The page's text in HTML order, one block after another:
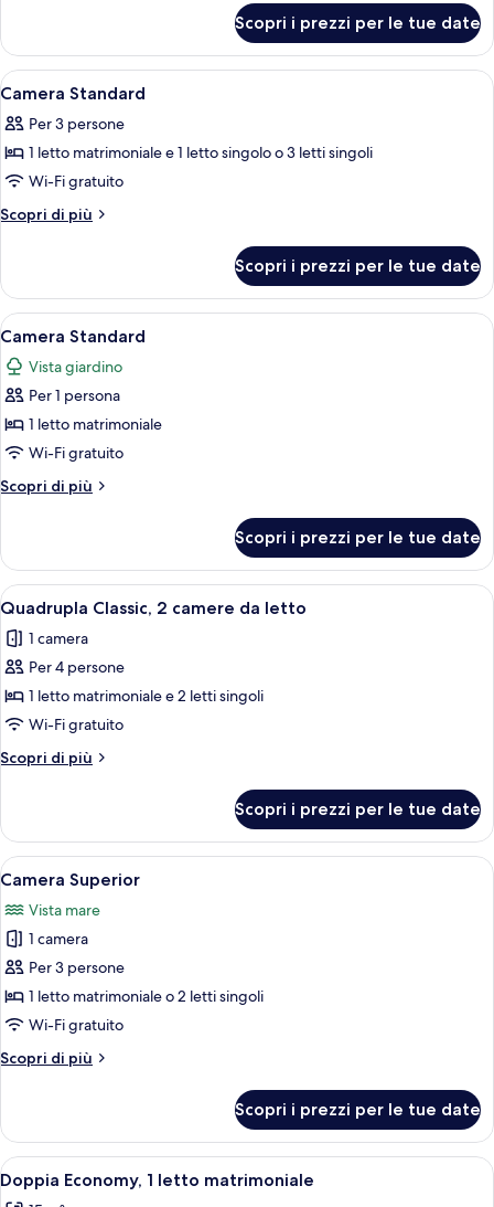
Standard
Scopri i prezzi per le tue date
Apri
tutte
le
foto
per
Camera
Una camera d'albergo con due letti,
4
Camera Standard
Per 3 persone
1 letto matrimoniale e 1 letto singolo o 3 letti singoli
Wi-Fi gratuito
Scopri di più
Altri
Standard
Scopri i prezzi per le tue date
Apri
tutte
le
foto
per
Camera
Standard
Un bagno con doccia, un lavandino e
2
Camera Standard
Vista giardino
Per 1 persona
1 letto matrimoniale
Wi-Fi gratuito
Scopri di più
Altri
Standard
Scopri i prezzi per le tue date
Apri
tutte
le
foto
per
Quadrupla
Classic,
2
da
letto
Una camera d'albergo con un letto,
5
Quadrupla Classic, 2 camere da letto
1 camera
Per 4 persone
1 letto matrimoniale e 2 letti singoli
Wi-Fi gratuito
Scopri di più
Altri
Classic,
camere
letto
Scopri i prezzi per le tue date
Apri
tutte
le
foto
per
Camera
Superior
Una camera d'albergo con un letto,
6
Camera Superior
Vista mare
1 camera
Per 3 persone
1 letto matrimoniale o 2 letti singoli
Wi-Fi gratuito
Scopri di più
Altri
Superior
Scopri i prezzi per le tue date
Apri
tutte
Doppia Economy, 1 letto
3
Doppia Economy, 1 letto matrimoniale